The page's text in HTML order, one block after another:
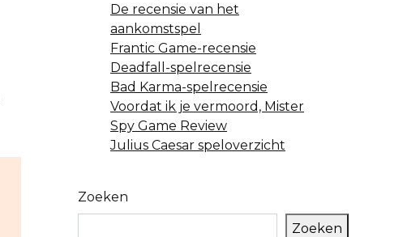
De recensie van het
aankomstspel
Frantic Game-recensie
Deadfall-spelrecensie
Bad Karma-spelrecensie
Voordat ik je vermoord, Mister
Spy Game Review
Julius Caesar speloverzicht
Zoeken
Zoeken